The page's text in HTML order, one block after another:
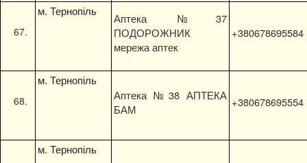
м. Тернопіль
Аптека №37
ПОДОРОЖНИК
мережа аптек
+380678695584
м. Тернопіль
Аптека №38 АПТЕКА
БАМ
+380678695554
м. Тернопіль